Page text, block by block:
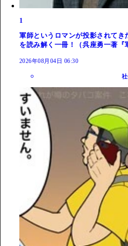
1
軍師というロマンが投影されてき
を読み解く一冊！（呉座勇一著『
2026年08月04日 06:30